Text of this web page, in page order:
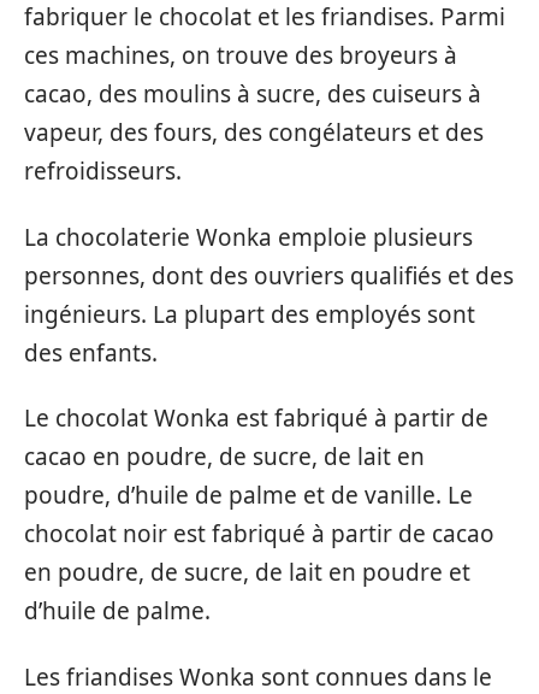
fabriquer le chocolat et les friandises. Parmi
ces machines, on trouve des broyeurs à
cacao, des moulins à sucre, des cuiseurs à
vapeur, des fours, des congélateurs et des
refroidisseurs.
La chocolaterie Wonka emploie plusieurs
personnes, dont des ouvriers qualifiés et des
ingénieurs. La plupart des employés sont
des enfants.
Le chocolat Wonka est fabriqué à partir de
cacao en poudre, de sucre, de lait en
poudre, d’huile de palme et de vanille. Le
chocolat noir est fabriqué à partir de cacao
en poudre, de sucre, de lait en poudre et
d’huile de palme.
Les friandises Wonka sont connues dans le